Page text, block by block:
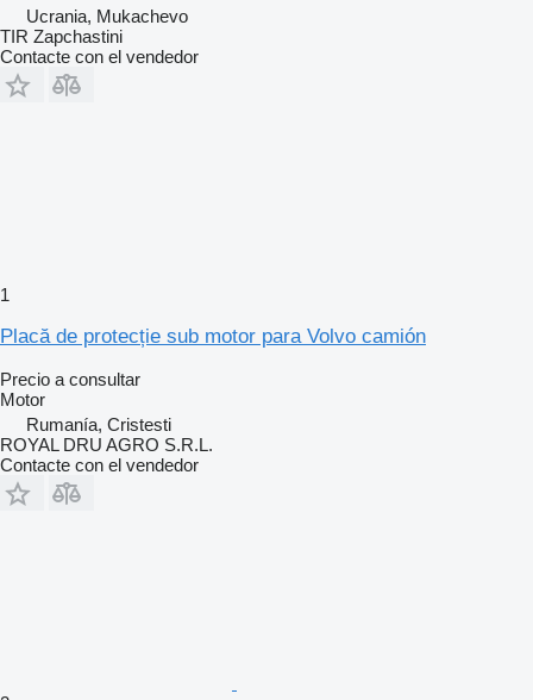
Ucrania, Mukachevo
TIR Zapchastini
Contacte con el vendedor
1
Placă de protecție sub motor para Volvo camión
Precio a consultar
Motor
Rumanía, Cristesti
ROYAL DRU AGRO S.R.L.
Contacte con el vendedor